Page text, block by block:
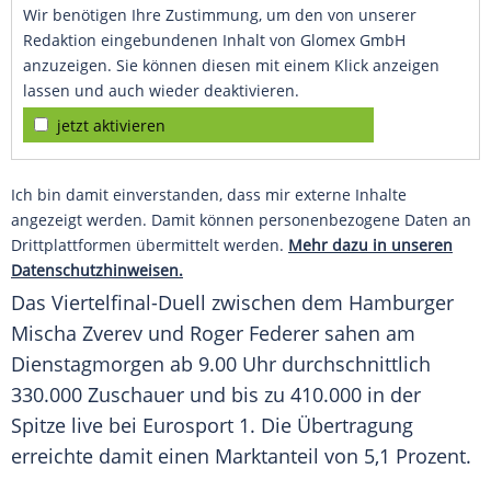
Wir benötigen Ihre Zustimmung, um den von unserer
Redaktion eingebundenen Inhalt von Glomex GmbH
anzuzeigen. Sie können diesen mit einem Klick anzeigen
lassen und auch wieder deaktivieren.
jetzt aktivieren
Ich bin damit einverstanden, dass mir externe Inhalte
angezeigt werden. Damit können personenbezogene Daten an
Drittplattformen übermittelt werden. Mehr dazu in unseren
Datenschutzhinweisen.
Das Viertelfinal-Duell zwischen dem Hamburger
Mischa Zverev und Roger Federer sahen am
Dienstagmorgen ab 9.00 Uhr durchschnittlich
330.000 Zuschauer und bis zu 410.000 in der
Spitze live bei Eurosport 1. Die Übertragung
erreichte damit einen Marktanteil von 5,1 Prozent.